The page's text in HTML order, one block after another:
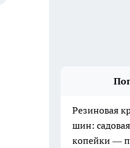
Резиновая
шин:
копейки —